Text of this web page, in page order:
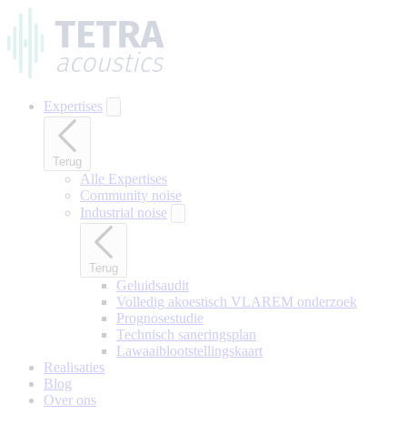
Naar
hoofdinhoud
gaan
Expertises
Terug
Alle Expertises
Community noise
Industrial noise
Terug
Geluidsaudit
Volledig akoestisch VLAREM onderzoek
Prognosestudie
Technisch saneringsplan
Lawaaiblootstellingskaart
Realisaties
Blog
Over ons